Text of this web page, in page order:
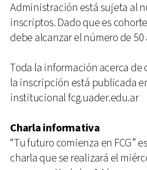
Administración está sujeta al
inscriptos. Dado que es
debe alcanzar el número de
Toda la información acerca de
la inscripción está publicada
institucional fcg.uader.edu.ar
Charla informativa
“Tu futuro comienza en FCG”
charla que se realizará el